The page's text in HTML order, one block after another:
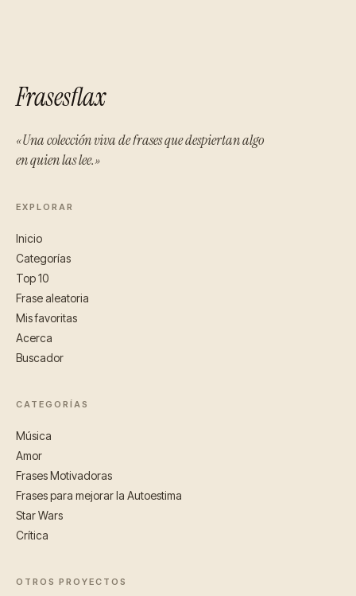
Frasesflax
«Una colección viva de frases que despiertan algo
en quien las lee.»
EXPLORAR
Inicio
Categorías
Top 10
Frase aleatoria
Mis favoritas
Acerca
Buscador
CATEGORÍAS
Música
Amor
Frases Motivadoras
Frases para mejorar la Autoestima
Star Wars
Crítica
OTROS PROYECTOS